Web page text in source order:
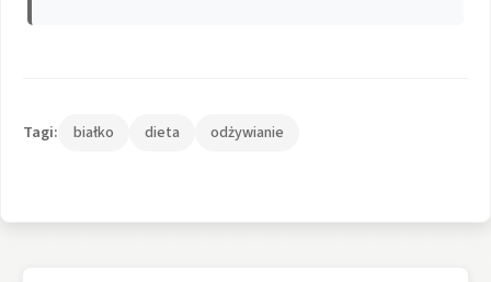
Tagi: białko dieta odżywianie